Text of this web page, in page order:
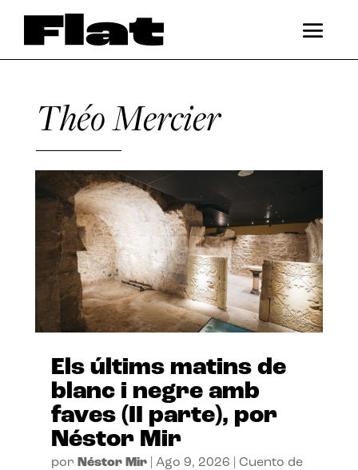
Théo Mercier
Els últims matins de
blanc i negre amb
faves (II parte), por
Néstor Mir
por Néstor Mir| Ago 9, 2026
Cuento de